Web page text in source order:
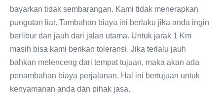
bayarkan tidak sembarangan. Kami tidak menerapkan
pungutan liar. Tambahan biaya ini berlaku jika anda ingin
berlibur dan jauh dari jalan utama. Untuk jarak 1 Km
masih bisa kami berikan toleransi. Jika terlalu jauh
bahkan melenceng dari tempat tujuan, maka akan ada
penambahan biaya perjalanan. Hal ini bertujuan untuk
kenyamanan anda dan pihak jasa.